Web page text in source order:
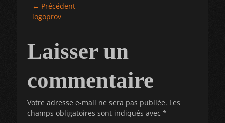
Navigation
de
← Précédent
Article
logoprov
Laisser un
commentaire
Votre adresse e-mail ne sera pas publiée. Les
champs obligatoires sont indiqués avec *